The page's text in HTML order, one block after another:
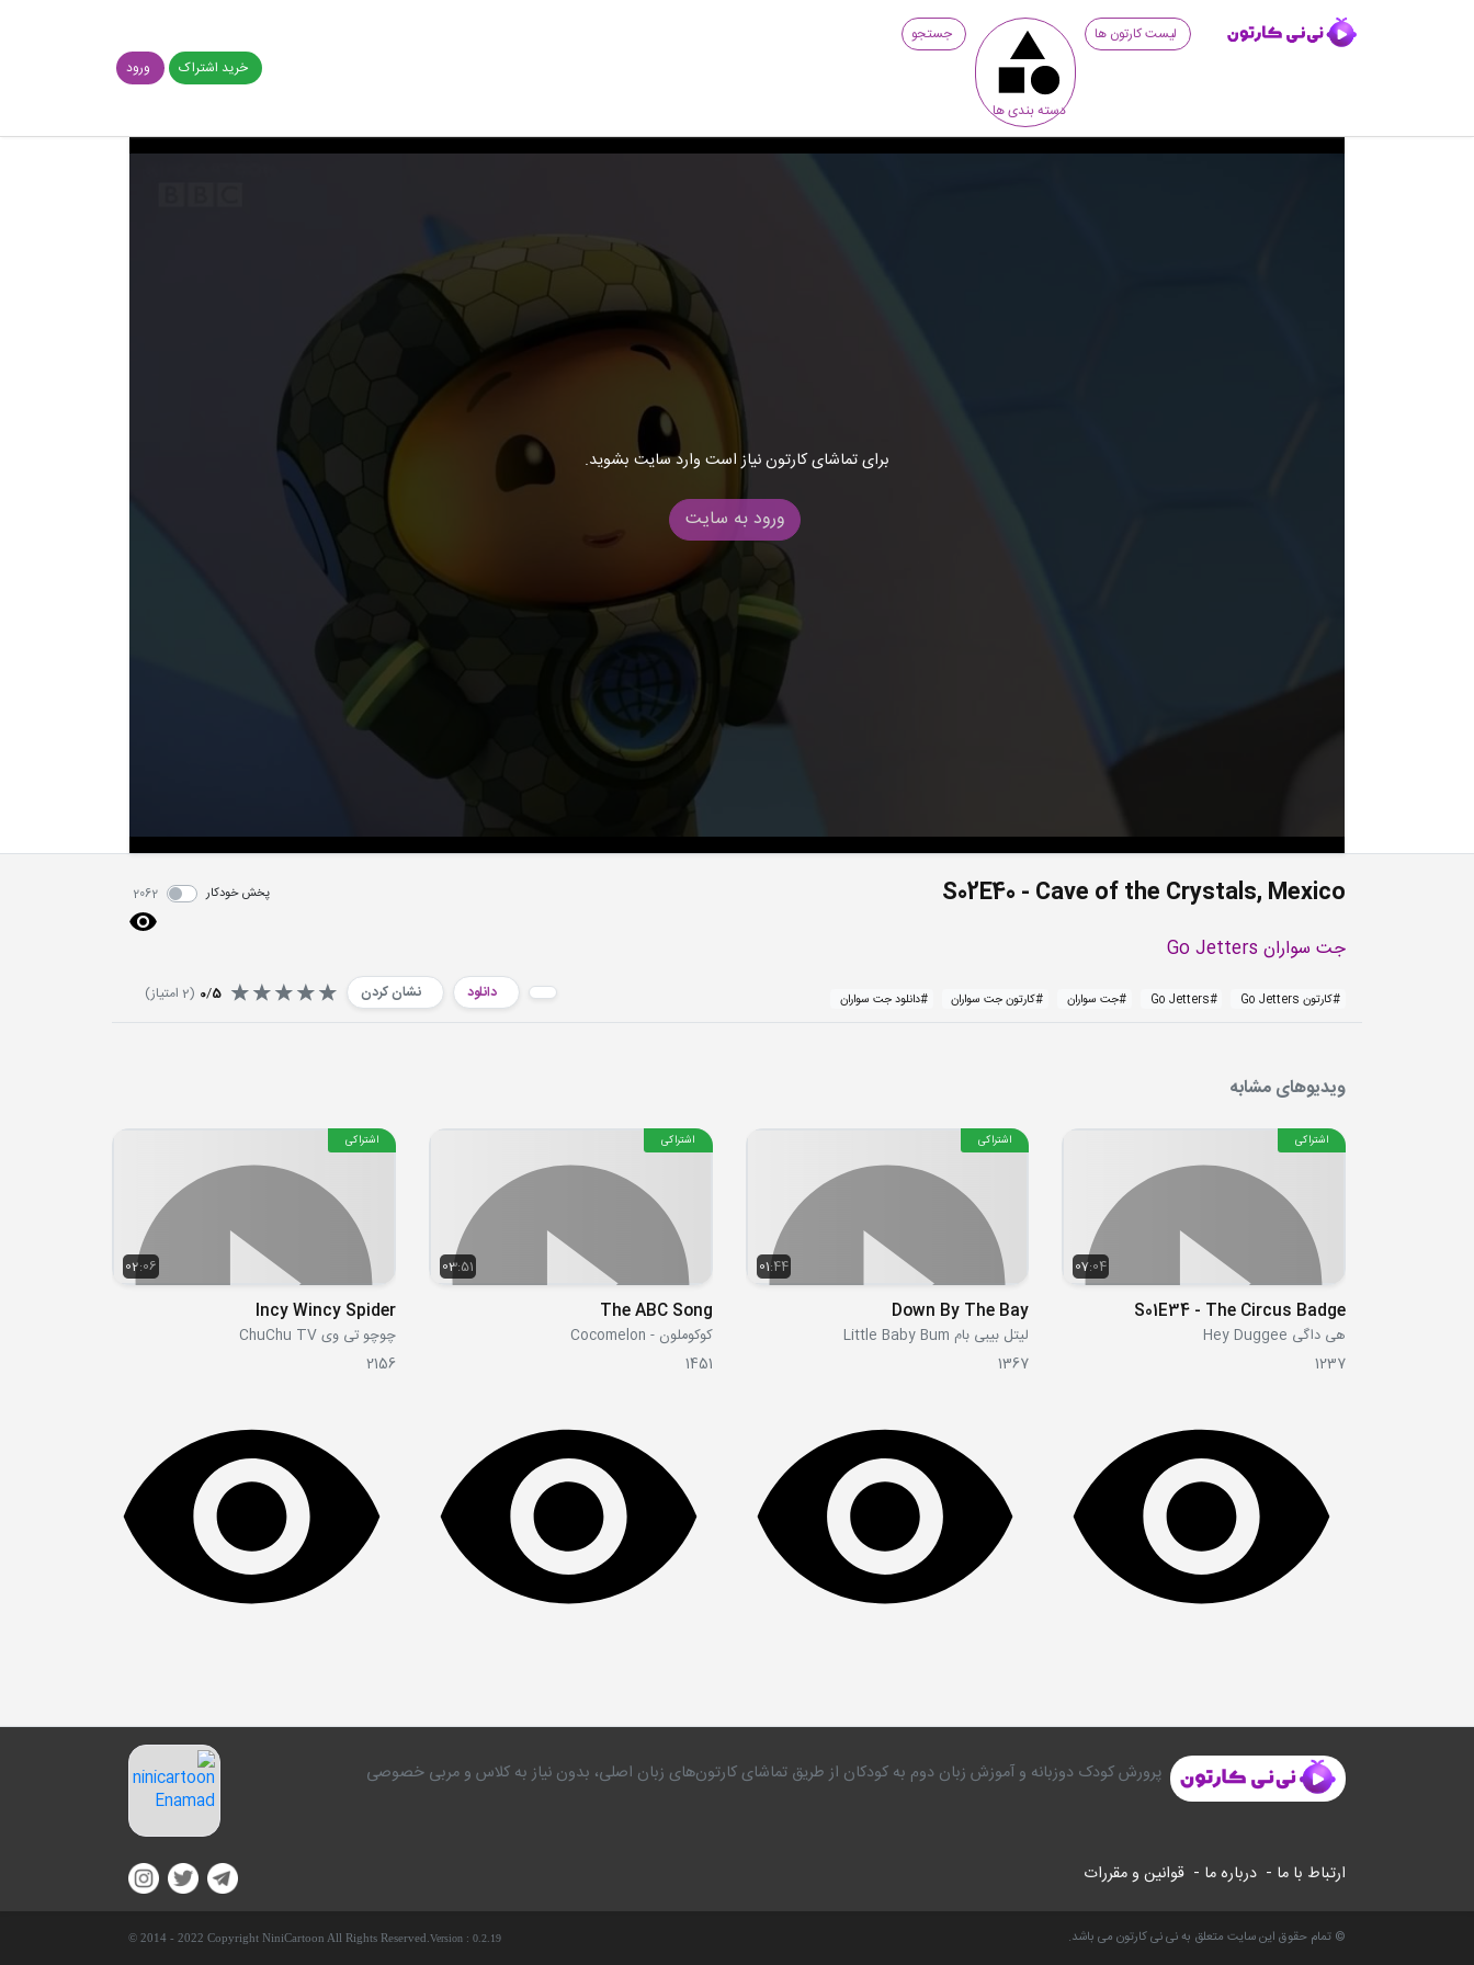
لیست کارتون ها
دسته بندی ها
جستجو
خرید اشتراک
ورود
برای تماشای کارتون نیاز است وارد سایت بشوید.
ورود به سایت
S02E40 - Cave of the Crystals, Mexico پخش خودکار 2062
جت سواران Go Jetters
#کارتون Go Jetters #
Go Jetters
#جت سواران #کارتون جت سواران #دانلود جت سواران دانلود نشان کردن 0/5
(
2 امتیاز)
ویدیوهای مشابه
07:04
اشتراکی
S01E34 - The Circus Badge
هی داگی Hey Duggee
1237
01:44
اشتراکی
Down By The Bay
لیتل بیبی بام Little Baby Bum
1367
03:51
اشتراکی
The ABC Song
کوکوملون - Cocomelon
1451
02:06
اشتراکی
Incy Wincy Spider
چوچو تی وی ChuChu TV
2156
پرورش کودک دوزبانه و آموزش زبان دوم به کودکان از طریق تماشای کارتون‌های زبان اصلی، بدون نیاز به کلاس و مربی خصوصی
ارتباط با ما - درباره ما - قوانین و مقررات
© تمام حقوق این سایت متعلق به نی نی کارتون می باشد. © 2014 - 2022 Copyright NiniCartoon All Rights Reserved. Version : 0.2.19